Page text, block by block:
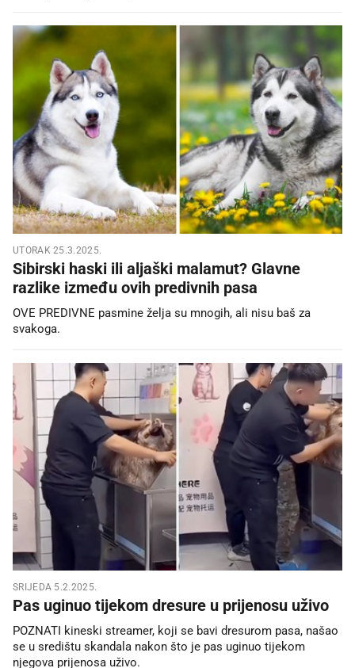
UTORAK 25.3.2025.
Sibirski haski ili aljaški malamut? Glavne
razlike između ovih predivnih pasa
OVE PREDIVNE pasmine želja su mnogih, ali nisu baš za
svakoga.
SRIJEDA 5.2.2025.
Pas uginuo tijekom dresure u prijenosu uživo
POZNATI kineski streamer, koji se bavi dresurom pasa, našao
se u središtu skandala nakon što je pas uginuo tijekom
njegova prijenosa uživo.